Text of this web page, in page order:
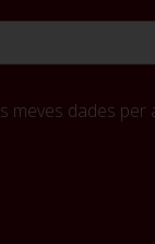
meves dades per